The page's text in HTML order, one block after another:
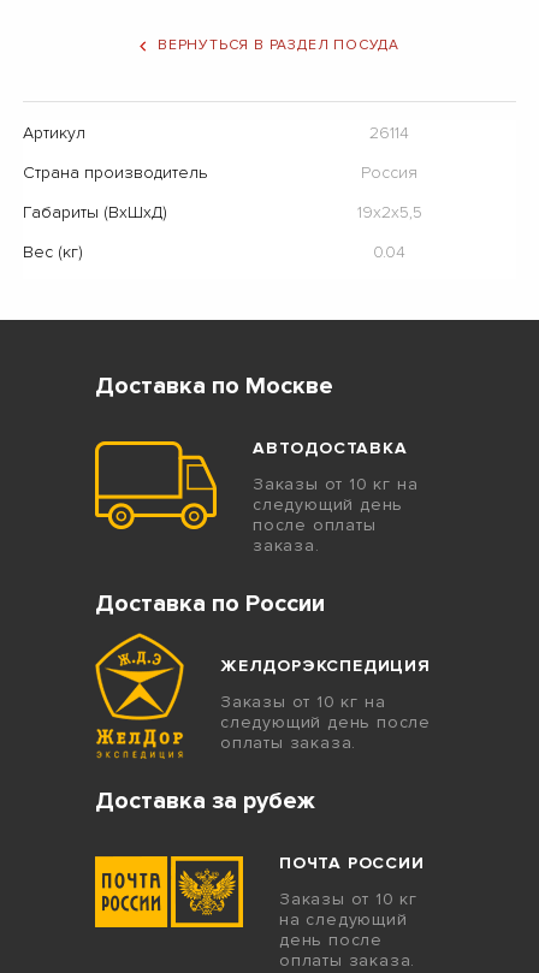
ВЕРНУТЬСЯ В РАЗДЕЛ ПОСУДА
Артикул
26114
Страна производитель
Россия
Габариты (ВхШхД)
19х2х5,5
Вес (кг)
0.04
Доставка по Москве
АВТОДОСТАВКА
Заказы от 10 кг на
следующий день
после оплаты
заказа.
Доставка по России
ЖЕЛДОРЭКСПЕДИЦИЯ
Заказы от 10 кг на
следующий день после
оплаты заказа.
Доставка за рубеж
ПОЧТА РОССИИ
Заказы от 10 кг
на следующий
день после
оплаты заказа.